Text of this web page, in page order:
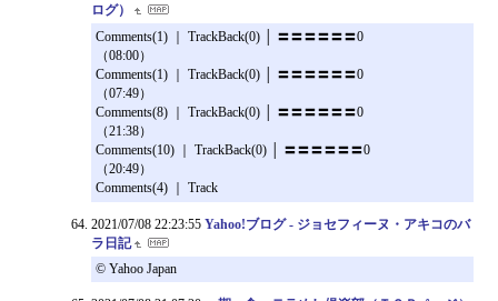
ログ）
Comments(1) ｜ TrackBack(0) │ 〓〓〓〓〓〓0
（08:00）
Comments(1) ｜ TrackBack(0) │ 〓〓〓〓〓〓0
（07:49）
Comments(8) ｜ TrackBack(0) │ 〓〓〓〓〓〓0
（21:38）
Comments(10) ｜ TrackBack(0) │ 〓〓〓〓〓〓0
（20:49）
Comments(4) ｜ Track
2021/07/08 22:23:55 Yahoo!ブログ - ジョセフィーヌ・アキコのバ
ラ日記
© Yahoo Japan